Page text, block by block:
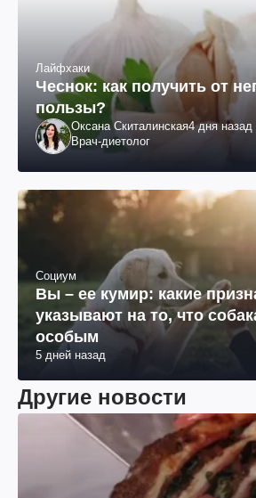
Лайфхаки
Чеснок: как получить от
пользы?
Оксана Скиталинская4 дня назад
Врач-диетолог
Социум
Вы – ее кумир: какие
указывают на то, что
особым
5 дней назад
Другие новости